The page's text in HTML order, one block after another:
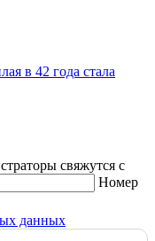
в 42 года стала
свяжутся с
Номер
данных